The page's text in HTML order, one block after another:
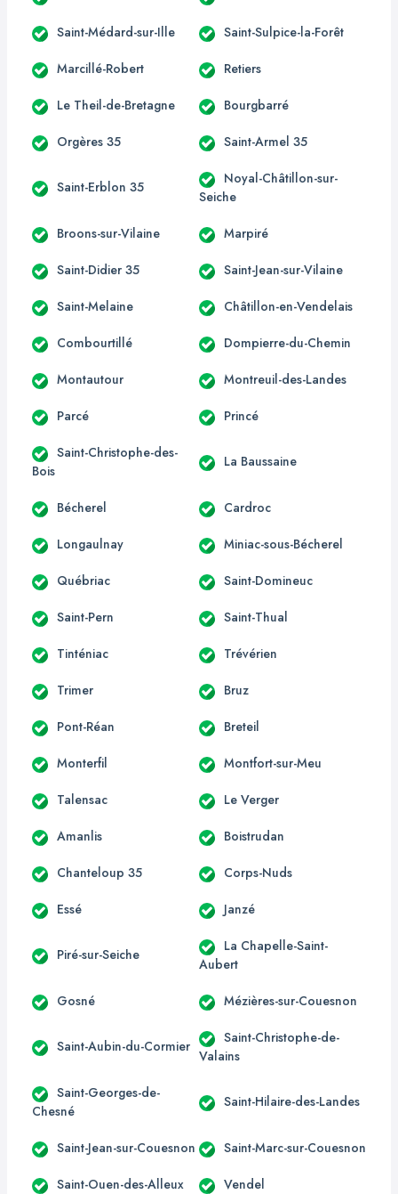
Saint-Médard-sur-Ille Saint-Sulpice-la-Forêt
Marcillé-Robert Retiers
Le Theil-de-Bretagne Bourgbarré
Orgères 35 Saint-Armel 35
Saint-Erblon 35
Noyal-Châtillon-sur-
Seiche
Broons-sur-Vilaine Marpiré
Saint-Didier 35 Saint-Jean-sur-Vilaine
Saint-Melaine Châtillon-en-Vendelais
Combourtillé Dompierre-du-Chemin
Montautour Montreuil-des-Landes
Parcé Princé
Saint-Christophe-des-
Bois
La Baussaine
Bécherel Cardroc
Longaulnay Miniac-sous-Bécherel
Québriac Saint-Domineuc
Saint-Pern Saint-Thual
Tinténiac Trévérien
Trimer Bruz
Pont-Réan Breteil
Monterfil Montfort-sur-Meu
Talensac Le Verger
Amanlis Boistrudan
Chanteloup 35 Corps-Nuds
Essé Janzé
Piré-sur-Seiche
La Chapelle-Saint-
Aubert
Gosné Mézières-sur-Couesnon
Saint-Aubin-du-Cormier
Saint-Christophe-de-
Valains
Saint-Georges-de-
Chesné
Saint-Hilaire-des-Landes
Saint-Jean-sur-Couesnon Saint-Marc-sur-Couesnon
Saint-Ouen-des-Alleux Vendel